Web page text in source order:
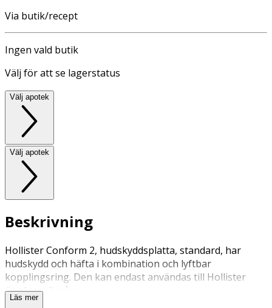
Via butik/recept
Ingen vald butik
Välj för att se lagerstatus
Välj apotek
Välj apotek
Beskrivning
Hollister Conform 2, hudskyddsplatta, standard, har
hudskydd och häfta i kombination och lyftbar
kopplingsring. Den kan endast användas till Hollister
Conform 2, påsar.
Läs mer